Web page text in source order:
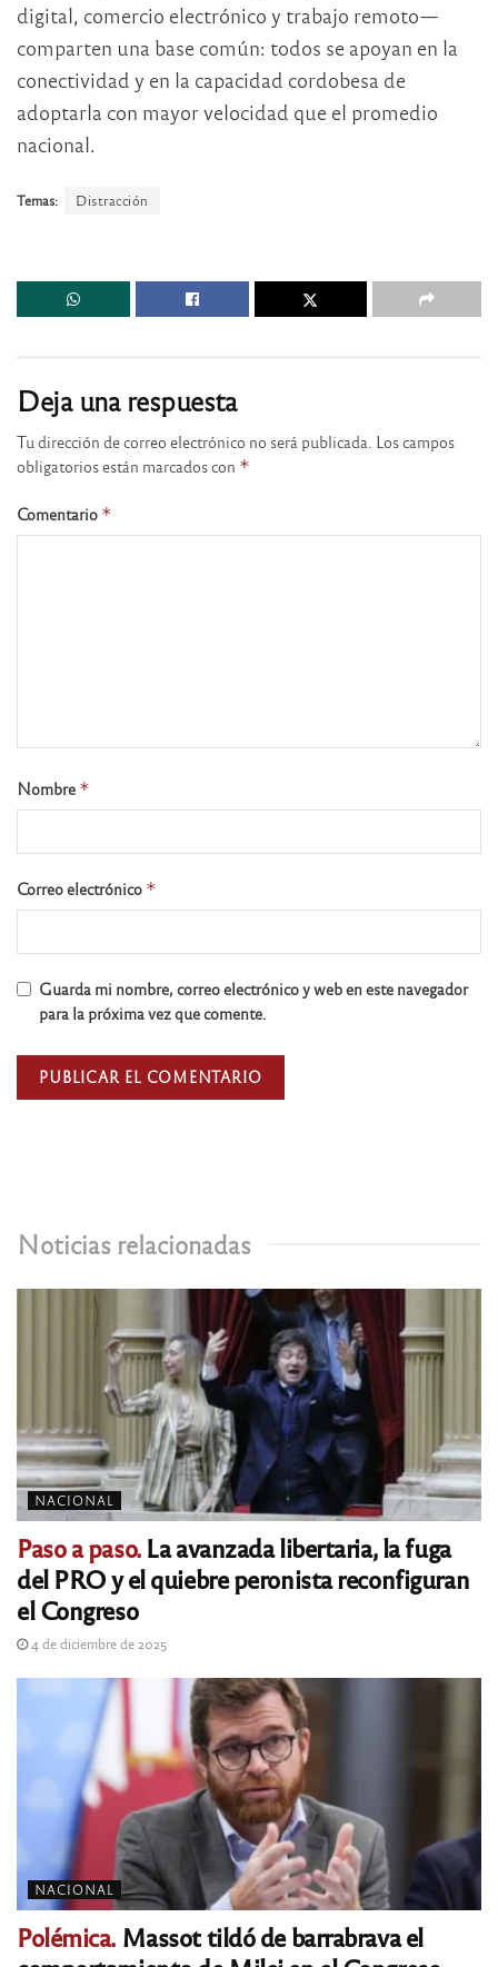
digital, comercio electrónico y trabajo remoto—
comparten una base común: todos se apoyan en la
conectividad y en la capacidad cordobesa de
adoptarla con mayor velocidad que el promedio
nacional.
Temas: Distracción
Noticias relacionadas
NACIONAL
Paso a paso.La avanzada libertaria, la fuga
del PRO y el quiebre peronista reconfiguran
el Congreso
4 de diciembre de 2025
NACIONAL
Polémica. Massot tildó de barrabrava el
Deja una respuesta
Tu dirección de correo electrónico no será publicada. Los campos
obligatorios están marcados con *
Comentario *
Nombre *
Correo electrónico *
Guarda mi nombre, correo electrónico y web en este navegador
para la próxima vez que comente.